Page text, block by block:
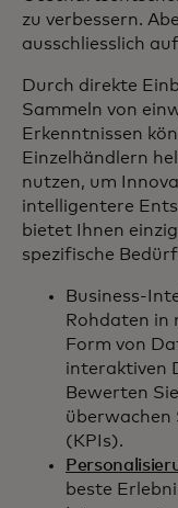
zu verbessern.
ausschliesslich
Durch direkte
Sammeln von
Erkenntnissen
Einzelhändlern
nutzen, um
intelligentere
bietet Ihnen
spezifische
Business-
Rohdaten in
Form von
interaktiven
Bewerten
überwachen
(KPIs).
beste